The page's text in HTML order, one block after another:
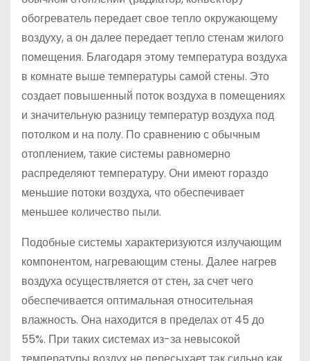
обогреватель передает свое тепло окружающему
воздуху, а он далее передает тепло стенам жилого
помещения. Благодаря этому температура воздуха
в комнате выше температуры самой стены. Это
создает повышенный поток воздуха в помещениях
и значительную разницу температур воздуха под
потолком и на полу. По сравнению с обычным
отоплением, такие системы равномерно
распределяют температуру. Они имеют гораздо
меньшие потоки воздуха, что обеспечивает
меньшее количество пыли.
Подобные системы характеризуются излучающим
компонентом, нагревающим стены. Далее нагрев
воздуха осуществляется от стен, за счет чего
обеспечивается оптимальная относительная
влажность. Она находится в пределах от 45 до
55%. При таких системах из-за невысокой